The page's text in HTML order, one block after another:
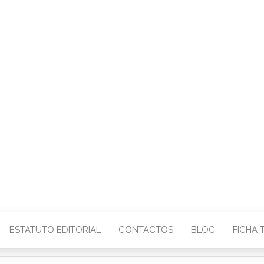
ESTATUTO EDITORIAL CONTACTOS BLOG FICHA